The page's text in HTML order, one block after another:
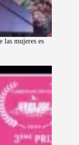
las mujeres es